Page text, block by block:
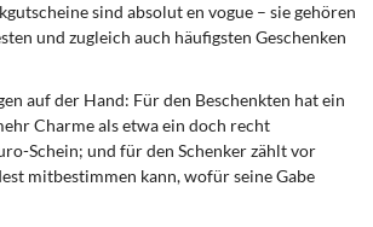
sind absolut en vogue – sie ge­hören
und zugleich auch häufigsten Geschenken
auf der Hand: Für den Beschenkten hat ein
Charme als etwa ein doch recht
Schein; und für den Schenker zählt vor
mitbestimmen kann, wofür seine Gabe